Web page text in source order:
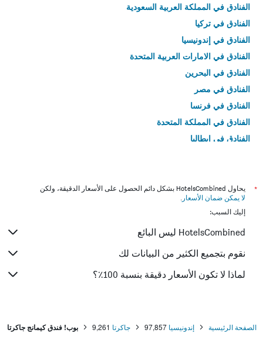
الفنادق في المملكة العربية السعودية
الفنادق في تركيا
الفنادق في إندونيسيا
الفنادق في الامارات العربية المتحدة
الفنادق في البحرين
الفنادق في مصر
الفنادق في فرنسا
الفنادق في المملكة المتحدة
الفنادق في إيطاليا
*
يحاول HotelsCombined بشكل دائم الحصول على الأسعار الدقيقة، ولكن
لا يمكن ضمان الأسعار .
إليك السبب:
HotelsCombined ليس البائع
نقوم بتجميع الكثير من البيانات لك
لماذا لا تكون الأسعار دقيقة بنسبة 100٪؟
الصفحة الرئيسية إندونيسيا 97,857 جاكرتا 9,261 بوب! فندق كيمانج جاكرتا